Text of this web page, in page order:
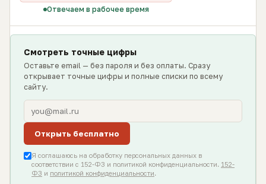
Отвечаем в рабочее время
Смотреть точные цифры
Оставьте email — без пароля и без оплаты. Сразу
открывает точные цифры и полные списки по всему
сайту.
Открыть бесплатно
Я соглашаюсь на обработку персональных данных в
соответствии с 152-ФЗ и политикой конфиденциальности. 152-
ФЗ и политикой конфиденциальности.